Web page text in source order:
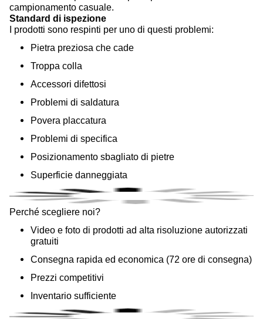
campionamento casuale.
Standard di ispezione
I prodotti sono respinti per uno di questi problemi:
Pietra preziosa che cade
Troppa colla
Accessori difettosi
Problemi di saldatura
Povera placcatura
Problemi di specifica
Posizionamento sbagliato di pietre
Superficie danneggiata
Perché scegliere noi?
Video e foto di prodotti ad alta risoluzione autorizzati
gratuiti
Consegna rapida ed economica (72 ore di consegna)
Prezzi competitivi
Inventario sufficiente